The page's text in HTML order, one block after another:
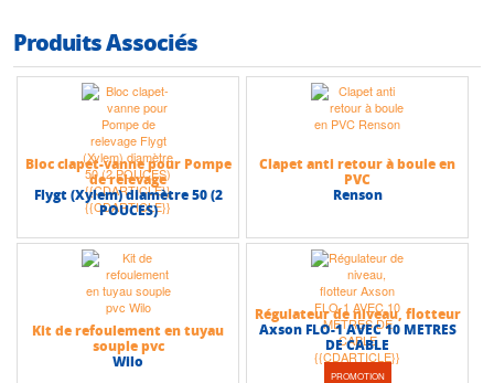
Produits Associés
Bloc clapet-vanne pour Pompe
de relevage
Flygt (Xylem) diamètre 50 (2
POUCES)
Clapet anti retour à boule en
PVC
Renson
Kit de refoulement en tuyau
souple pvc
Wilo
PROMOTION
Régulateur de niveau, flotteur
Axson FLO-1 AVEC 10 METRES
DE CABLE